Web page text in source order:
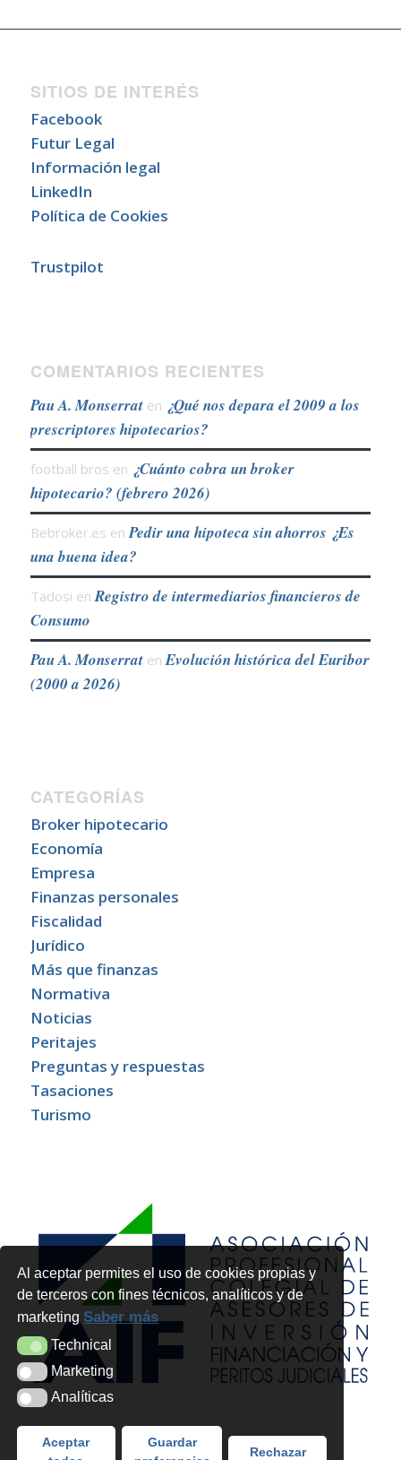
Al aceptar permites el uso de cookies propias y
de terceros con fines técnicos, analíticos y de
marketingSaber más
TechnicalTechnical
MarketingMarketing
AnalíticasAnalíticas
Aceptar
Guardar
Rechazar
SITIOS DE INTERÉS
Facebook
Futur Legal
Información legal
LinkedIn
Política de Cookies
Trustpilot
COMENTARIOS RECIENTES
Pau A. Monserraten ¿Qué nos depara el 2009 a los
prescriptores hipotecarios?
football bros en ¿Cuánto cobra un broker
hipotecario? (febrero 2026)
Bebroker.es enPedir una hipoteca sin ahorros ¿Es
una buena idea?
Tadosi enRegistro de intermediarios financieros de
Consumo
Pau A. MonserratenEvolución histórica del Euribor
(2000 a 2026)
CATEGORÍAS
Broker hipotecario
Economía
Empresa
Finanzas personales
Fiscalidad
Jurídico
Más que finanzas
Normativa
Noticias
Peritajes
Preguntas y respuestas
Tasaciones
Turismo